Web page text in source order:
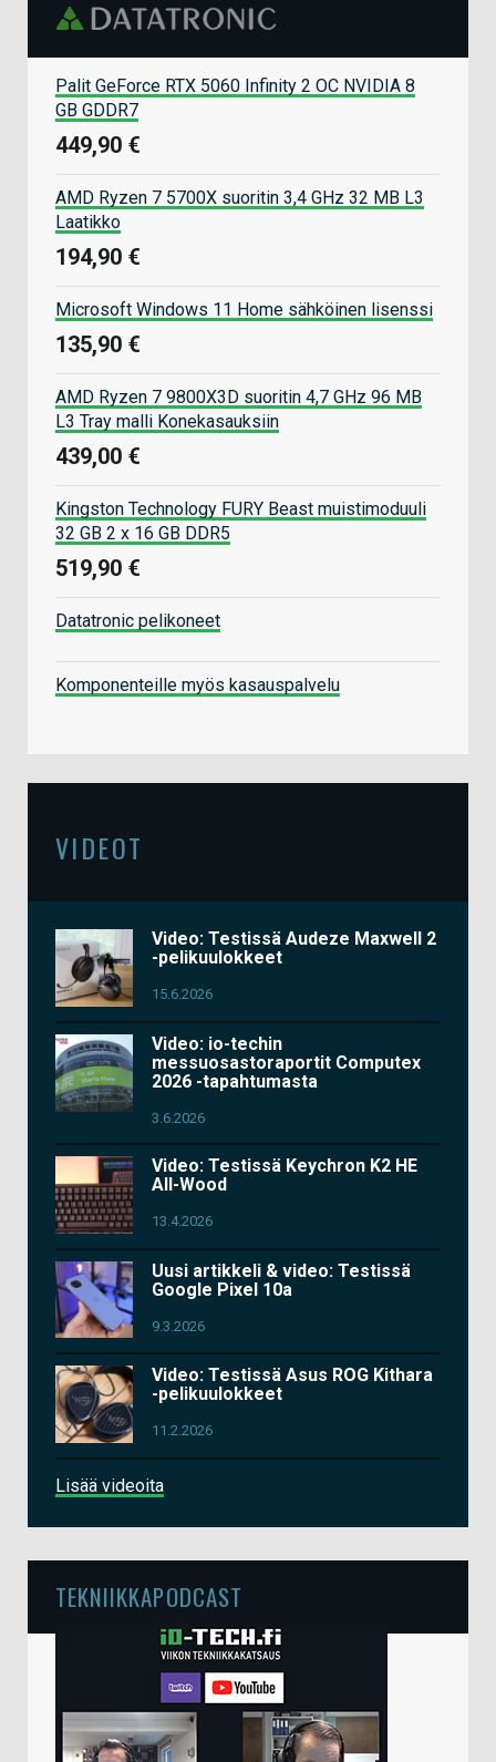
Palit GeForce RTX 5060 Infinity 2 OC NVIDIA 8
GB GDDR7
449,90 €
AMD Ryzen 7 5700X suoritin 3,4 GHz 32 MB L3
Laatikko
194,90 €
Microsoft Windows 11 Home sähköinen lisenssi
135,90 €
AMD Ryzen 7 9800X3D suoritin 4,7 GHz 96 MB
L3 Tray malli Konekasauksiin
439,00 €
Kingston Technology FURY Beast muistimoduuli
32 GB 2 x 16 GB DDR5
519,90 €
Datatronic pelikoneet
Komponenteille myös kasauspalvelu
VIDEOT
Video: Testissä Audeze Maxwell 2
-pelikuulokkeet
15.6.2026
Video: io-techin
messuosastoraportit Computex
2026 -tapahtumasta
3.6.2026
Video: Testissä Keychron K2 HE
All-Wood
13.4.2026
Uusi artikkeli & video: Testissä
Google Pixel 10a
9.3.2026
Video: Testissä Asus ROG Kithara
-pelikuulokkeet
11.2.2026
Lisää videoita
TEKNIIKKAPODCAST